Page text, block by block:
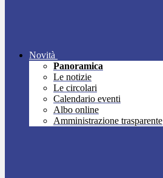
Novità
Panoramica
Le notizie
Le circolari
Calendario eventi
Albo online
Amministrazione trasparente